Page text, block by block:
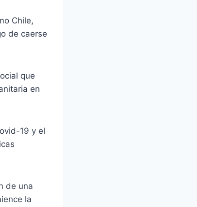
Chile,
de caerse
que
en
19 y el
de una
la